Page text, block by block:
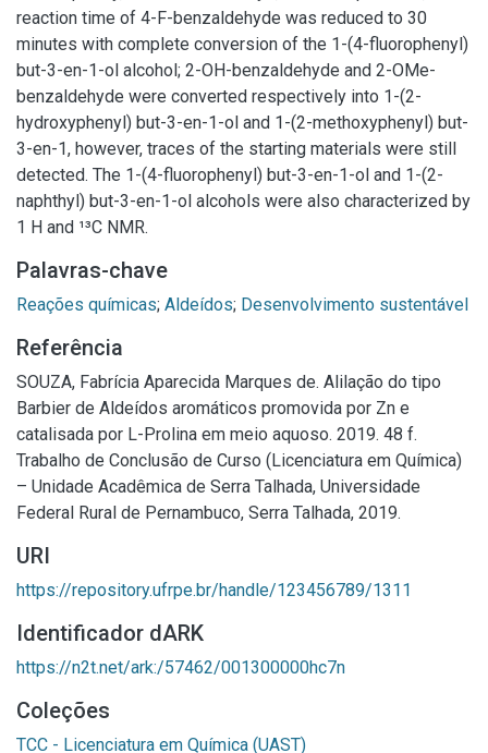
reaction time of 4-F-benzaldehyde was reduced to 30
minutes with complete conversion of the 1-(4-fluorophenyl)
but-3-en-1-ol alcohol; 2-OH-benzaldehyde and 2-OMe-
benzaldehyde were converted respectively into 1-(2-
hydroxyphenyl) but-3-en-1-ol and 1-(2-methoxyphenyl) but-
3-en-1, however, traces of the starting materials were still
detected. The 1-(4-fluorophenyl) but-3-en-1-ol and 1-(2-
naphthyl) but-3-en-1-ol alcohols were also characterized by
1 H and ¹³C NMR.
Palavras-chave
Reações químicas; Aldeídos; Desenvolvimento sustentável
Referência
SOUZA, Fabrícia Aparecida Marques de. Alilação do tipo
Barbier de Aldeídos aromáticos promovida por Zn e
catalisada por L-Prolina em meio aquoso. 2019. 48 f.
Trabalho de Conclusão de Curso (Licenciatura em Química)
– Unidade Acadêmica de Serra Talhada, Universidade
Federal Rural de Pernambuco, Serra Talhada, 2019.
URI
https://repository.ufrpe.br/handle/123456789/1311
Identificador dARK
https://n2t.net/ark:/57462/001300000hc7n
Coleções
TCC - Licenciatura em Química (UAST)